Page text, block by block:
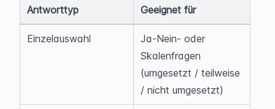
Antworttyp
Geeignet für
Einzelauswahl
Ja-Nein- oder
Skalenfragen
(umgesetzt / teilweise
/ nicht umgesetzt)